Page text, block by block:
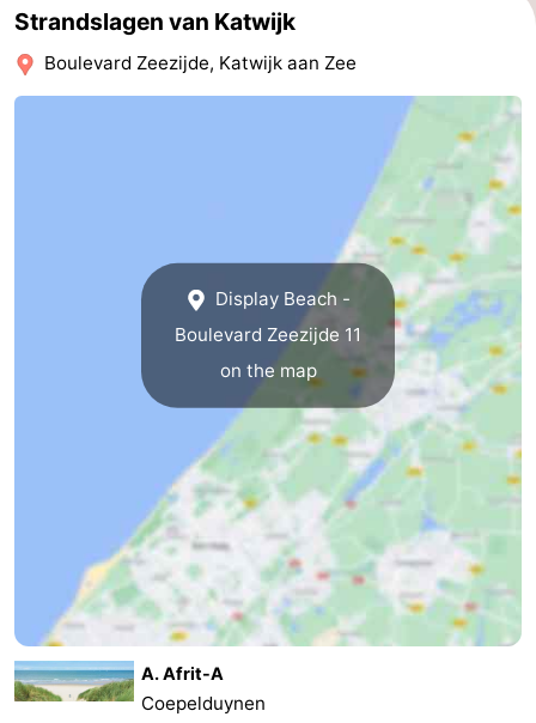
Strandslagen van Katwijk
Boulevard Zeezijde, Katwijk aan Zee
Display Beach -
Boulevard Zeezijde 11
on the map
A. Afrit-A
Coepelduynen